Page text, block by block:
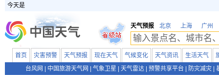
今天是
天气预报 北京 上海 广州
首页 灾害预警 天气预报 现在天气 气候变化 天气资讯 生活天气
台风网
中国旅游天气网 气象卫星 天气雷达 预警共享平台 防灾减灾